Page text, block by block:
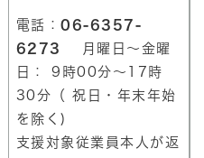
電話： 06-6357-
6273
月曜日～金曜
日： 9時00分～17時
30分（ 祝日・年末年始
を除く)
支援対象従業員本人が返